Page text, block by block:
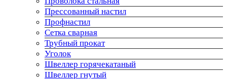
Прессованный настил
Профнастил
Сетка сварная
Трубный прокат
Уголок
Швеллер горячекатаный
Швеллер гнутый